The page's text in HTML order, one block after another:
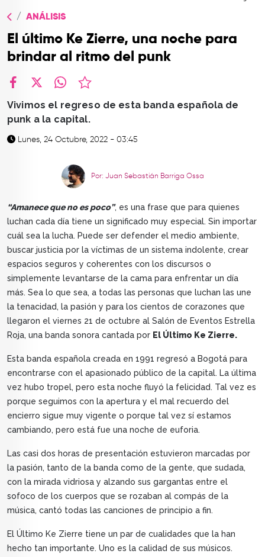
CONTACTO
ANÁLISIS
El último Ke Zierre, una noche para
brindar al ritmo del punk
Vivimos el regreso de esta banda española de
punk a la capital.
Lunes, 24 Octubre, 2022 - 03:45
Por: Juan Sebastián Barriga Ossa
“Amanece que no es poco”, es una frase que para quienes
luchan cada día tiene un significado muy especial. Sin importar
cuál sea la lucha. Puede ser defender el medio ambiente,
buscar justicia por la víctimas de un sistema indolente, crear
espacios seguros y coherentes con los discursos o
simplemente levantarse de la cama para enfrentar un día
más. Sea lo que sea, a todas las personas que luchan las une
la tenacidad, la pasión y para los cientos de corazones que
llegaron el viernes 21 de octubre al Salón de Eventos Estrella
Roja, una banda sonora cantada por El Último Ke Zierre.
Esta banda española creada en 1991 regresó a Bogotá para
encontrarse con el apasionado público de la capital. La última
vez hubo tropel, pero esta noche fluyó la felicidad. Tal vez es
porque seguimos con la apertura y el mal recuerdo del
encierro sigue muy vigente o porque tal vez sí estamos
cambiando, pero está fue una noche de euforia.
Las casi dos horas de presentación estuvieron marcadas por
la pasión, tanto de la banda como de la gente, que sudada,
con la mirada vidriosa y alzando sus gargantas entre el
sofoco de los cuerpos que se rozaban al compás de la
música, cantó todas las canciones de principio a fin.
El Último Ke Zierre tiene un par de cualidades que la han
hecho tan importante. Uno es la calidad de sus músicos.